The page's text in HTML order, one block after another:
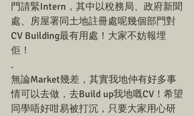
門請緊Intern，其中以稅務局、政府新聞
處、房屋署同土地註冊處呢幾個部門對
CV Building最有用處！大家不妨報埋
佢！
.
無論Market幾差，其實我地仲有好多事
情可以去做，去Build up我地嘅CV！希望
同學唔好咁易被打沉，只要大家用心研